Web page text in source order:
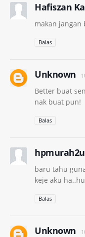
Hafiszan
makan jangan
Balas
Unknown
Better buat
nak buat pun!
Balas
hpmurah2u
baru tahu
keje aku
Balas
Unknown